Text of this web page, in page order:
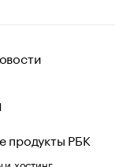
продукты РБК
хостинг